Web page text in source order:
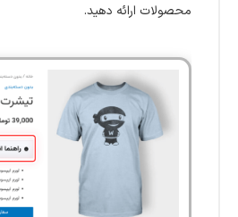
محصولات ارائه دهید.